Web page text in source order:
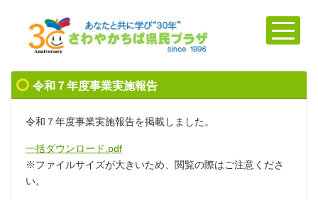
令和７年度事業実施報告
令和７年度事業実施報告を掲載しました。
一括ダウンロード.pdf
※ファイルサイズが大きいため、閲覧の際はご注意くださ
い。